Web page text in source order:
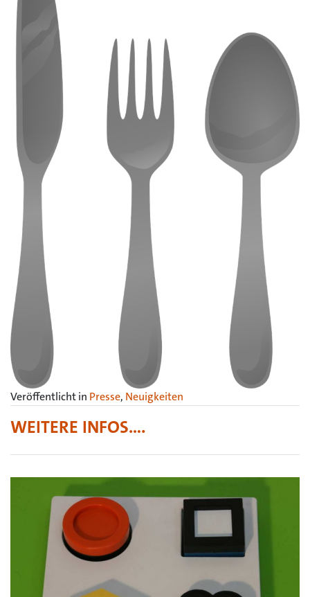
Veröffentlicht in Presse, Neuigkeiten
WEITERE INFOS….